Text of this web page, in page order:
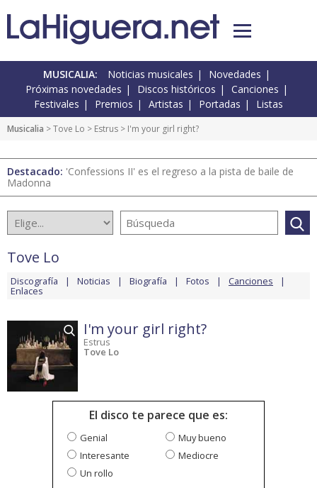
MUSICALIA: Noticias musicales
Novedades
Próximas novedades
Discos históricos
Canciones
Festivales
Premios Artistas Portadas Listas
Musicalia >Tove Lo > Estrus > I'm your girl right?
Destacado: 'Confessions II' es el regreso a la pista de baile de
Madonna
Tove Lo
Discografía Noticias Biografía Fotos Canciones
Enlaces
I'm your girl right?
Estrus
Tove Lo
El disco te parece que es:
Genial
Muy bueno
Interesante
Mediocre
Un rollo